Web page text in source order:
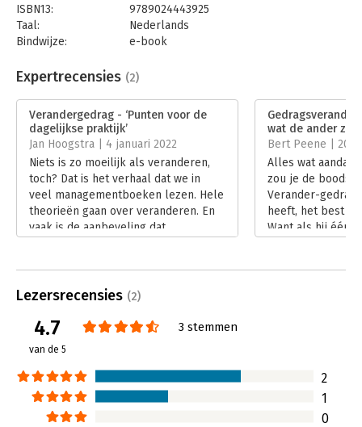
ISBN13:
9789024443925
Taal:
Nederlands
Bindwijze:
e-book
Bestandsformaat:
epub
Uitgever:
Druk:
1
Verschijningsdatum:
18-10-2021
Hoofdrubriek: Psychologie,Verandermanagement
Expertrecensies (2)
Verandergedrag - ‘Punten voor de
dagelijkse praktijk’
Jan Hoogstra | 4 januari 2022
Niets is zo moeilijk als veranderen,
toch? Dat is het verhaal dat we in
veel managementboeken lezen. Hele
theorieën gaan over veranderen. En
vaak is de aanbeveling dat
stimuleert’ werkt Thijs Leenman
veranderinzichten.
wat de ander zegt
Bert Peene | 20
Alles wat
zou je de
Verander-gedrag
heeft, het best
Want als hij één
Lezersrecensies (2)
4.7
van de 5
3 stemmen
2
1
0